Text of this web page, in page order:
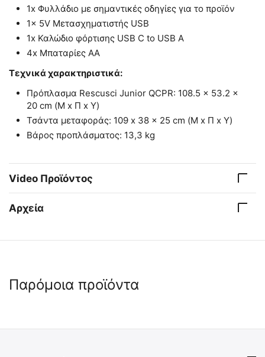
1x Φυλλάδιο με σημαντικές οδηγίες για το προϊόν
1x 5V Μετασχηματιστής USB
1x Καλώδιο φόρτισης USB C to USB A
4x Μπαταρίες ΑΑ
Τεχνικά χαρακτηριστικά:
Πρόπλασμα Rescusci Junior QCPR: 108.5 x 53.2 x
20 cm (Μ x Π x Υ)
Τσάντα μεταφοράς: 109 x 38 x 25 cm (Μ x Π x Υ)
Βάρος προπλάσματος: 13,3 kg
Video Προϊόντος
Αρχεία
Παρόμοια προϊόντα